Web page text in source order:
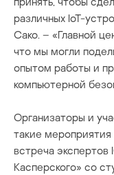
различных IoT-
Сако. – «Главной
что мы могли
опытом работы и
компьютерной
Организаторы и
такие
встреча экспертов
Касперского» со